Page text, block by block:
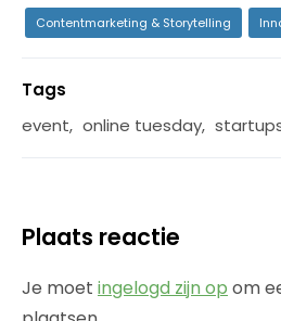
Contentmarketing & Storytelling
Tags
event, online tuesday,
Plaats reactie
Je moet ingelogd zijn op om